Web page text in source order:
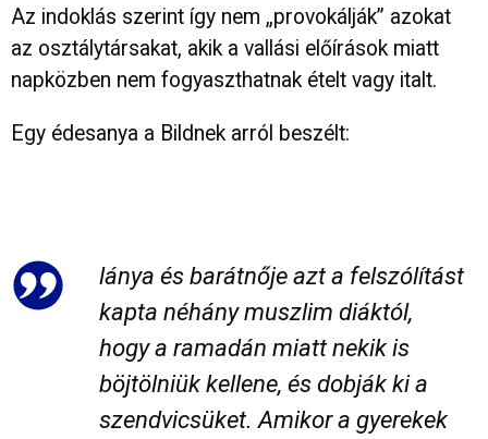
Az indoklás szerint így nem „provokálják” azokat
az osztálytársakat, akik a vallási előírások miatt
napközben nem fogyaszthatnak ételt vagy italt.
Egy édesanya a Bildnek arról beszélt:
lánya és barátnője azt a felszólítást
kapta néhány muszlim diáktól,
hogy a ramadán miatt nekik is
böjtölniük kellene, és dobják ki a
szendvicsüket. Amikor a gyerekek